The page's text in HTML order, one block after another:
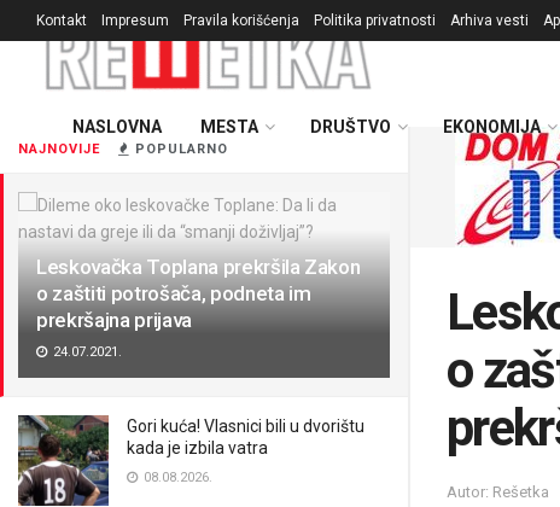
NAJNOVIJE POPULARNO
Leskovačka Toplana prekršila Zakon
o zaštiti potrošača, podneta im
prekršajna prijava
24.07.2021.
Gori kuća! Vlasnici bili u dvorištu
kada je izbila vatra
08.08.2026.
Kontakt Impresum Pravila korišćenja Politika privatnosti Arhiva vesti
NASLOVNA MESTA DRUŠTVO EKONOMIJA
o
Autor: Rešetka